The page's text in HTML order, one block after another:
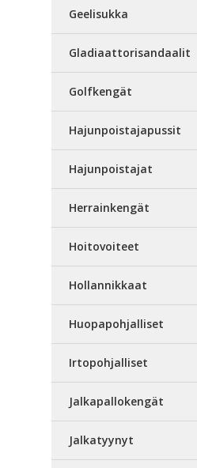
Geelisukka
Gladiaattorisandaalit
Golfkengät
Hajunpoistajapussit
Hajunpoistajat
Herrainkengät
Hoitovoiteet
Hollannikkaat
Huopapohjalliset
Irtopohjalliset
Jalkapallokengät
Jalkatyynyt